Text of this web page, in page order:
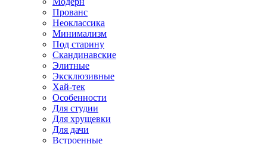
Прованс
Неоклассика
Минимализм
Под старину
Скандинавские
Элитные
Эксклюзивные
Хай-тек
Особенности
Для студии
Для хрущевки
Для дачи
Встроенные